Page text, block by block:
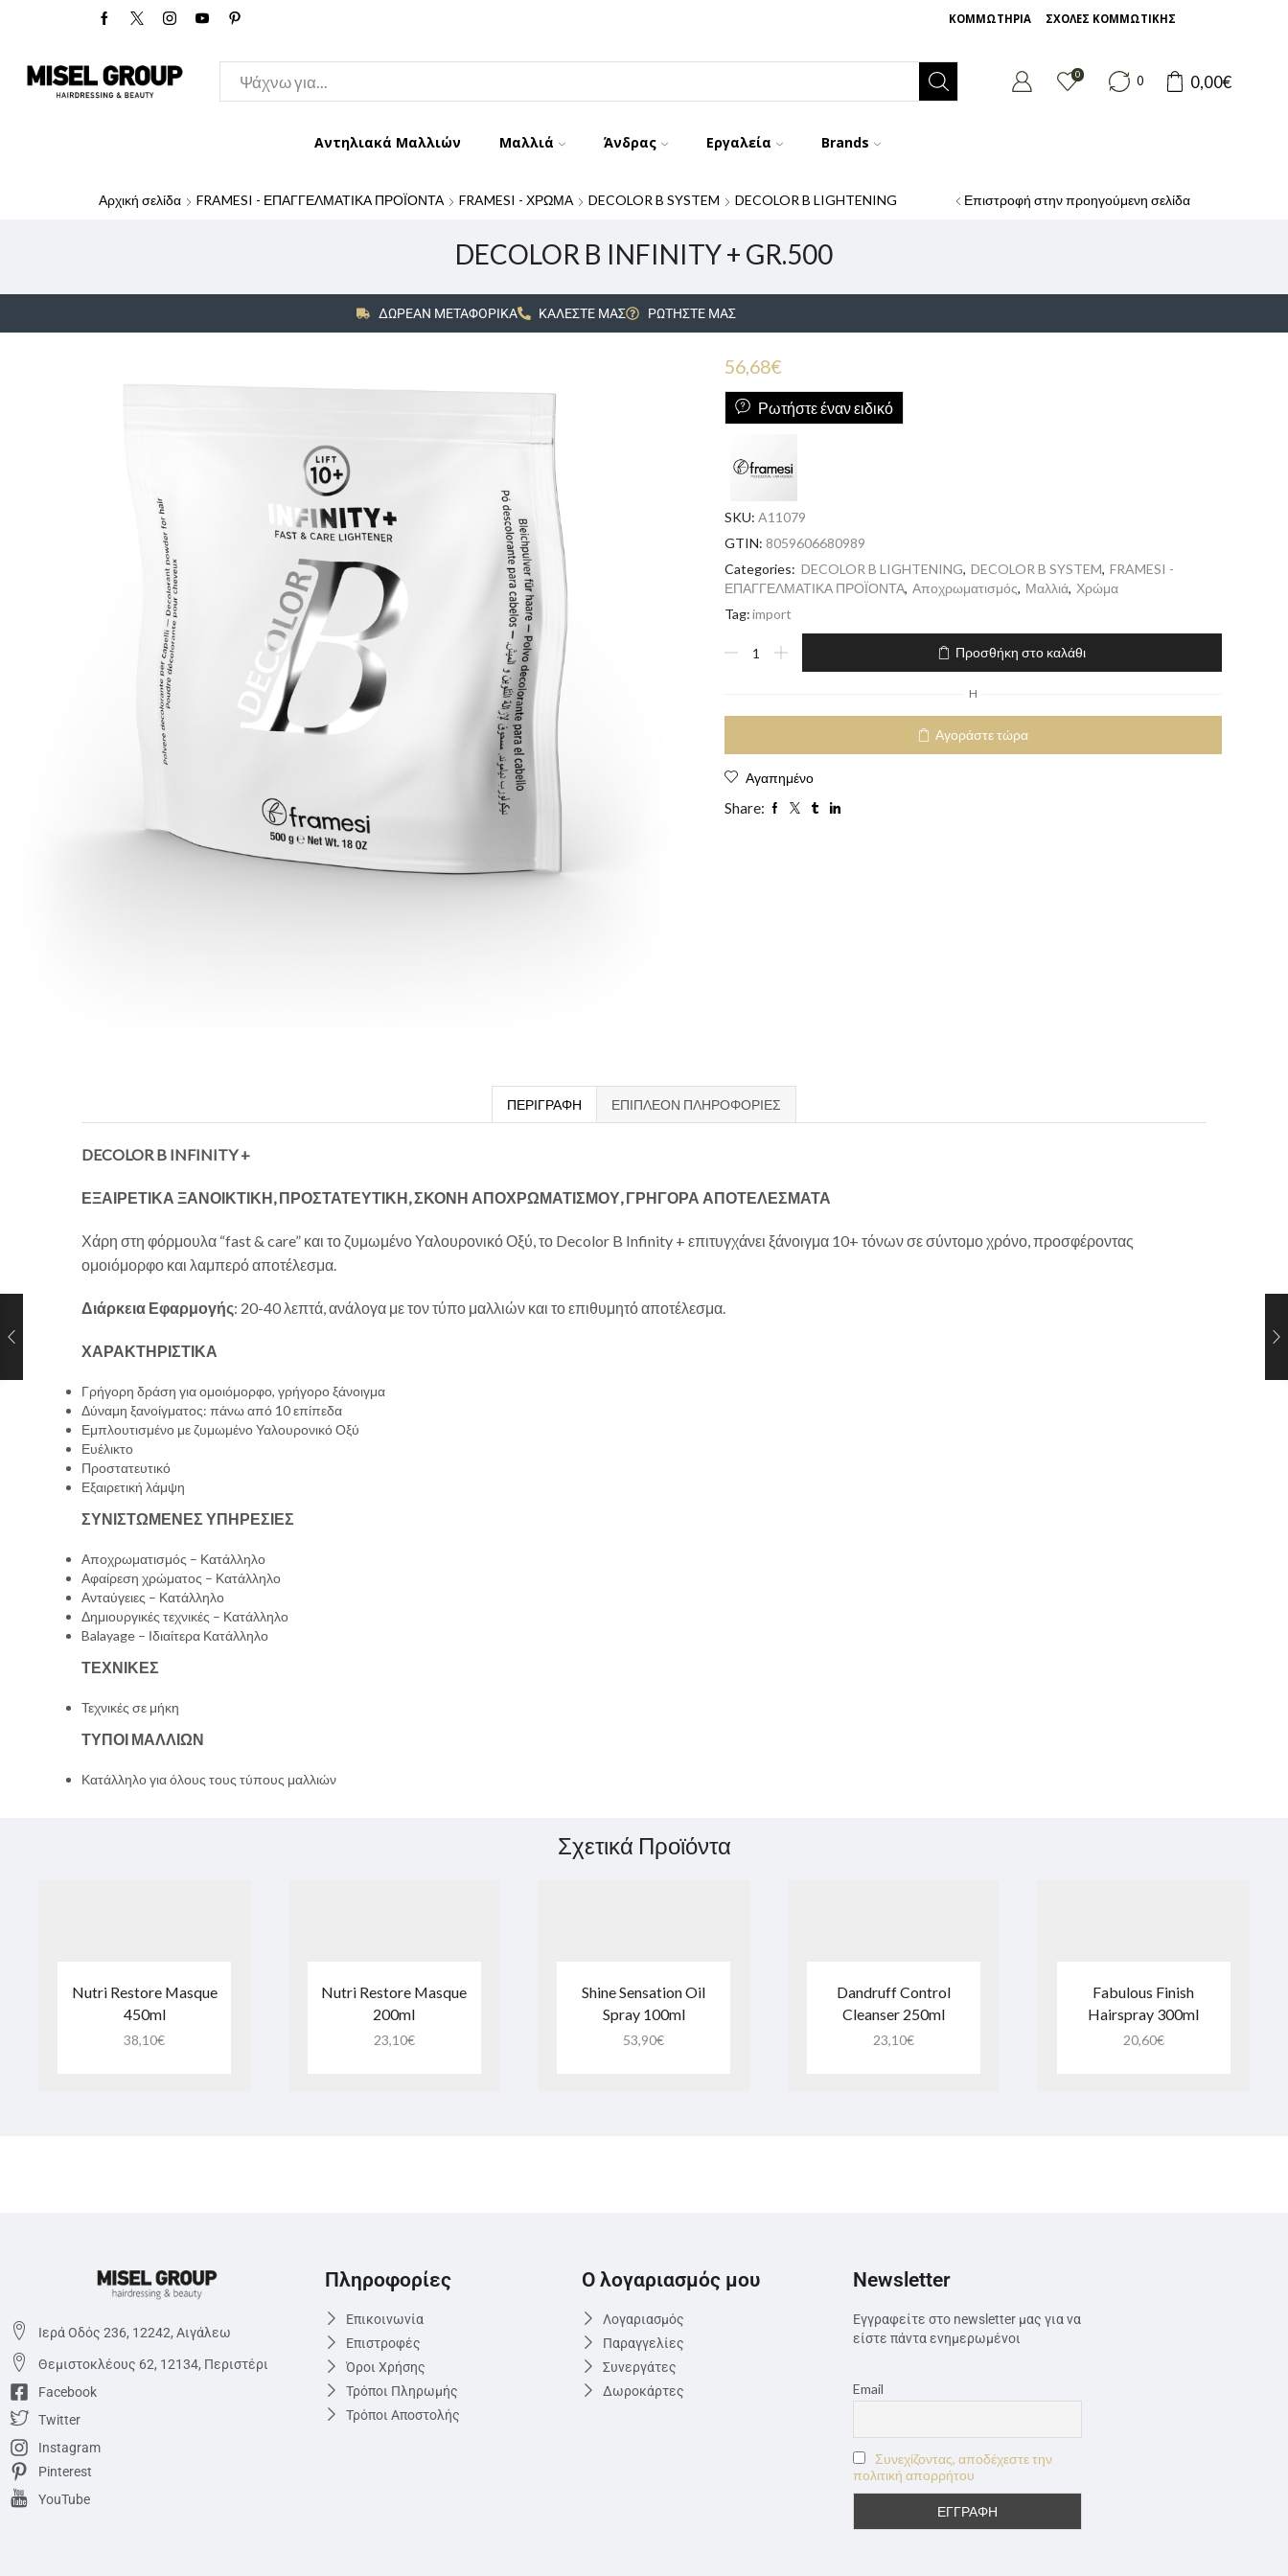
ΚΟΜΜΩΤΗΡΙΑ ΣΧΟΛΕΣ ΚΟΜΜΩΤΙΚΗΣ
0 0 0,00€
Αντηλιακά Μαλλιών Μαλλιά Άνδρας Εργαλεία Brands
Αρχική σελίδα FRAMESI - ΕΠΑΓΓΕΛΜΑΤΙΚΑ ΠΡΟΪΟΝΤΑ FRAMESI - ΧΡΩΜΑ DECOLOR B SYSTEM DECOLOR B LIGHTENING Επιστροφή στην προηγούμενη σελίδα
DECOLOR B INFINITY + GR.500
ΔΩΡΕΑΝ ΜΕΤΑΦΟΡΙΚΑ ΚΑΛΕΣΤΕ ΜΑΣ ΡΩΤΗΣΤΕ ΜΑΣ
56,68€
Ρωτήστε έναν ειδικό
SKU: A11079
GTIN: 8059606680989
Categories: DECOLOR B LIGHTENING, DECOLOR B SYSTEM, FRAMESI -
ΕΠΑΓΓΕΛΜΑΤΙΚΑ ΠΡΟΪΟΝΤΑ, Αποχρωματισμός, Μαλλιά, Χρώμα
Tag:import
Προσθήκη στο καλάθι
H
Αγοράστε τώρα
Αγαπημένο
Share:
ΠΕΡΙΓΡΑΦΉ ΕΠΙΠΛΈΟΝ ΠΛΗΡΟΦΟΡΊΕΣ
DECOLOR B INFINITY +
ΕΞΑΙΡΕΤΙΚΑ ΞΑΝΟΙΚΤΙΚΗ, ΠΡΟΣΤΑΤΕΥΤΙΚΗ, ΣΚΟΝΗ ΑΠΟΧΡΩΜΑΤΙΣΜΟΥ, ΓΡΗΓΟΡΑ ΑΠΟΤΕΛΕΣΜΑΤΑ
Χάρη στη φόρμουλα “fast & care” και το ζυμωμένο Υαλουρονικό Οξύ, το Decolor B Infinity + επιτυγχάνει ξάνοιγμα 10+ τόνων σε σύντομο χρόνο, προσφέροντας
ομοιόμορφο και λαμπερό αποτέλεσμα.
Διάρκεια Εφαρμογής: 20-40 λεπτά, ανάλογα με τον τύπο μαλλιών και το επιθυμητό αποτέλεσμα.
ΧΑΡΑΚΤΗΡΙΣΤΙΚΑ
Γρήγορη δράση για ομοιόμορφο, γρήγορο ξάνοιγμα
Δύναμη ξανοίγματος: πάνω από 10 επίπεδα
Εμπλουτισμένο με ζυμωμένο Υαλουρονικό Οξύ
Ευέλικτο
Προστατευτικό
Εξαιρετική λάμψη
ΣΥΝΙΣΤΩΜΕΝΕΣ ΥΠΗΡΕΣΙΕΣ
Αποχρωματισμός – Κατάλληλο
Αφαίρεση χρώματος – Κατάλληλο
Ανταύγειες – Κατάλληλο
Δημιουργικές τεχνικές – Κατάλληλο
Balayage – Ιδιαίτερα Κατάλληλο
ΤΕΧΝΙΚΕΣ
Τεχνικές σε μήκη
ΤΥΠΟΙ ΜΑΛΛΙΩΝ
Κατάλληλο για όλους τους τύπους μαλλιών
Σχετικά Προϊόντα
Nutri Restore Masque
450ml
38,10€
Nutri Restore Masque
200ml
23,10€
Shine Sensation Oil
Spray 100ml
53,90€
Dandruff Control
Cleanser 250ml
23,10€
Fabulous Finish
Hairspray 300ml
20,60€
Ιερά Οδός 236, 12242, Αιγάλεω
Θεμιστoκλέους 62, 12134, Περιστέρι
Facebook
Twitter
Instagram
Pinterest
YouTube
Πληροφορίες
Επικοινωνία
Επιστροφές
Όροι Χρήσης
Τρόποι Πληρωμής
Τρόποι Αποστολής
Ο λογαριασμός μου
Λογαριασμός
Παραγγελίες
Συνεργάτες
Δωροκάρτες
Newsletter
Εγγραφείτε στο newsletter μας για να
είστε πάντα ενημερωμένοι
Email
Συνεχίζοντας, αποδέχεστε την
πολιτική απορρήτου